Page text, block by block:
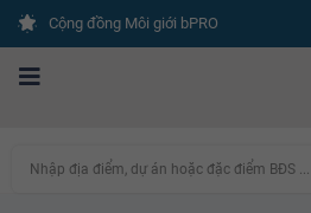
Cộng đồng Môi giới bPRO
Nhập địa điểm, dự án hoặc đặc điểm BĐS ...